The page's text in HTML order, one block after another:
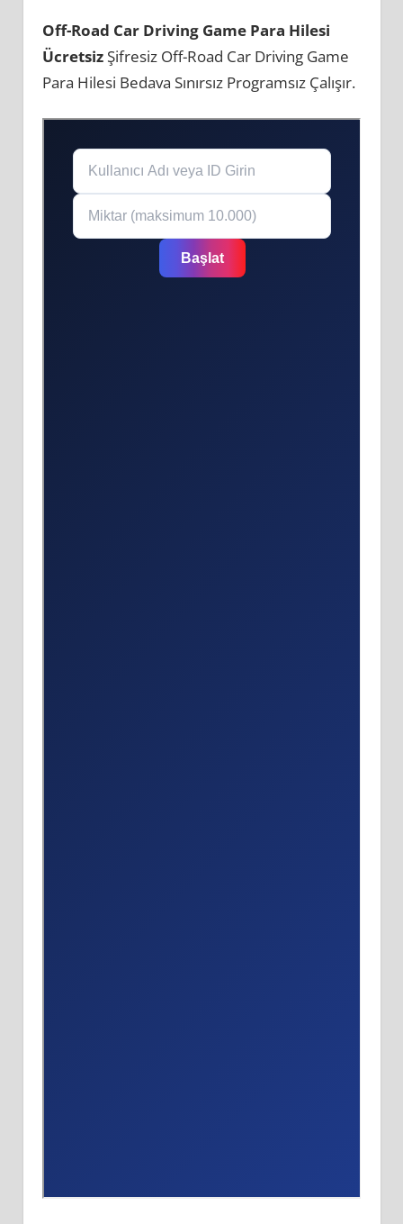
Off-Road Car Driving Game Para Hilesi
ÜcretsizŞifresiz Off-Road Car Driving Game
Para Hilesi Bedava Sınırsız Programsız Çalışır.